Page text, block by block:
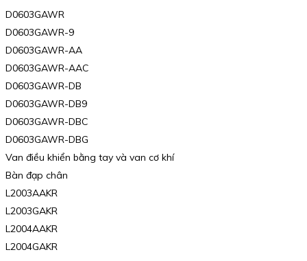
D0603GAWR
D0603GAWR-9
D0603GAWR-AA
D0603GAWR-AAC
D0603GAWR-DB
D0603GAWR-DB9
D0603GAWR-DBC
D0603GAWR-DBG
Van điều khiển bằng tay và van cơ khí
Bàn đạp chân
L2003AAKR
L2003GAKR
L2004AAKR
L2004GAKR